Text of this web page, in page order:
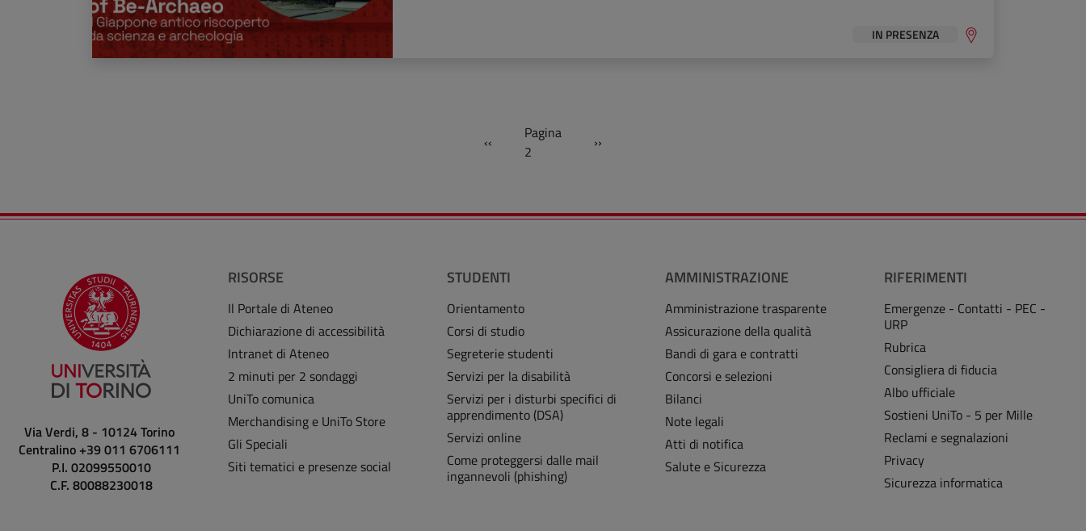
IN PRESENZA
Pagina precedente
‹‹
Pagina
2
Pagina successiva
››
Via Verdi, 8 - 10124 Torino
Centralino +39 011 6706111
P.I. 02099550010
C.F. 80088230018
RISORSE
Il Portale di Ateneo
Dichiarazione di accessibilità
Intranet di Ateneo
2 minuti per 2 sondaggi
UniTo comunica
Merchandising e UniTo Store
Gli Speciali
Siti tematici e presenze social
STUDENTI
Orientamento
Corsi di studio
Segreterie studenti
Servizi per la disabilità
Servizi per i disturbi specifici di
apprendimento (DSA)
Servizi online
Come proteggersi dalle mail
ingannevoli (phishing)
AMMINISTRAZIONE
Amministrazione trasparente
Assicurazione della qualità
Bandi di gara e contratti
Concorsi e selezioni
Bilanci
Note legali
Atti di notifica
Salute e Sicurezza
RIFERIMENTI
Emergenze - Contatti - PEC -
URP
Rubrica
Consigliera di fiducia
Albo ufficiale
Sostieni UniTo - 5 per Mille
Reclami e segnalazioni
Privacy
Sicurezza informatica